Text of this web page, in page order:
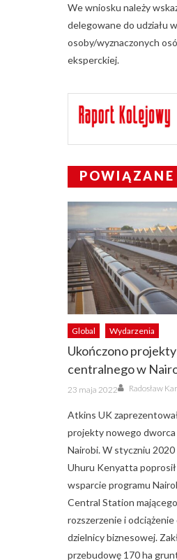
We wniosku należy
delegowane do udziału
osoby/wyznaczonych
eksperckiej.
Global Wydarzenia
Ukończono
centralnego w
Posted
on
23 maja 2022 Author
Radosław
Atkins UK
projekty nowego
Nairobi. W styczniu
Uhuru Kenyatta
wsparcie programu
Central Station
rozszerzenie i
dzielnicy biznesowej.
przebudowę 170 ha